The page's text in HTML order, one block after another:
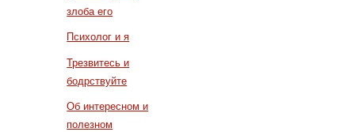
злоба его
Психолог и я
Трезвитесь и
бодрствуйте
Об интересном и
полезном